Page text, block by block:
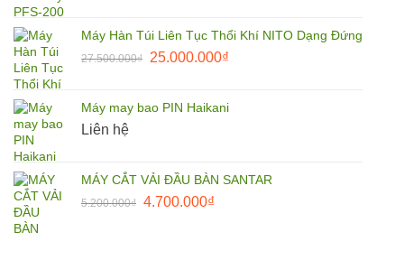
1.650.000₫.là:
1.500.000₫.
Máy Hàn Túi Liên Tục Thổi Khí NITO Dạng Đứng
27.500.000₫
Giá
27.500.000₫.
25.000.000₫Giá
là:
Máy may bao PIN Haikani
Liên hệ
MÁY CẮT VẢI ĐẦU BÀN SANTAR
5.200.000₫ Giá
4.700.000₫Giá